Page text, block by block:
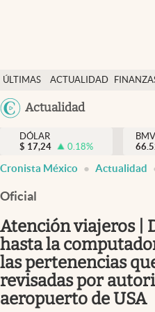
ÚLTIMAS
NOTICIAS
ACTUALIDAD
Actualidad
Actualidad
Finanzas y economía
Dólar y mercados
Pc y celular
Vida y estilo
Tv
DÓLAR
$ 17,24 0.18%
BMV
Cronista México Actualidad
Oficial
Atención viajeros |
hasta la
las pertenencias
revisadas por
aeropuerto de USA